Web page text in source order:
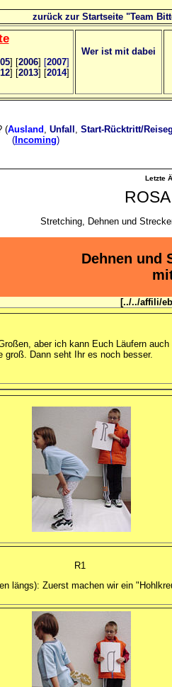
zurück zur Startseite "Team
] [2006] [2007]
] [2013] [2014]
Wer ist mit dabei
(Ausland , Unfall , Start-Rücktritt/
( Incoming)
Letzte
Stretching, Dehnen und
Dehnen und
[../../affili/
aber ich kann Euch Läufern
groß. Dann seht Ihr es noch besser.
R1
längs): Zuerst machen wir ein